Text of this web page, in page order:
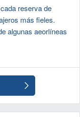
reserva de
más fieles.
algunas aeorlíneas